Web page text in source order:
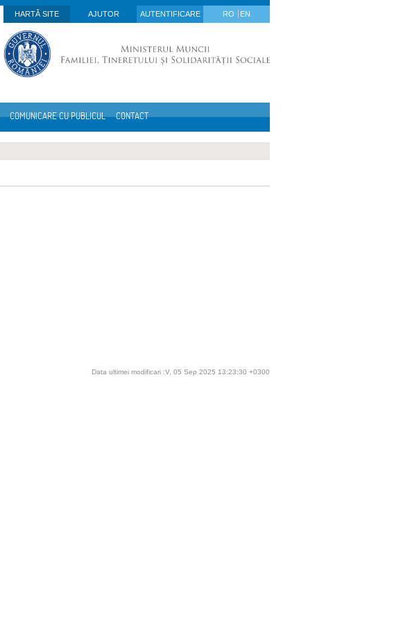
HARTĂ SITE
AJUTOR AUTENTIFICARE RO EN
COMUNICARE CU PUBLICUL CONTACT
Data ultimei modificari :V, 05 Sep 2025 13:23:30 +0300